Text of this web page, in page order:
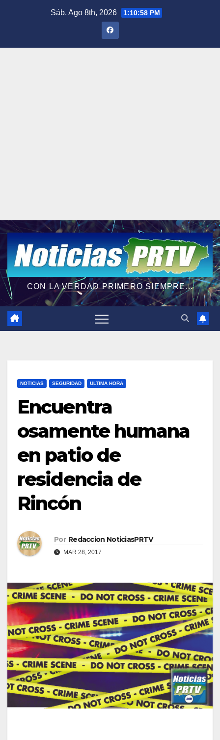
Sáb. Ago 8th, 2026 1:10:59 PM
CON LA VERDAD PRIMERO SIEMPRE...
NOTICIAS SEGURIDAD ULTIMA HORA
Encuentra
osamente humana
en patio de
residencia de
Rincón
Por Redaccion NoticiasPRTV
MAR 28, 2017